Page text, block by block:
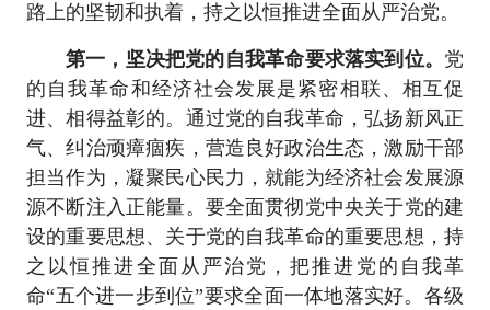
路上的坚韧和执着，持之以恒推进全面从严治党。
第一，坚决把党的自我革命要求落实到位。 党
的自我革命和经济社会发展是紧密相联、相互促
进、相得益彰的。通过党的自我革命，弘扬新风正
气、纠治顽瘴痼疾，营造良好政治生态，激励干部
担当作为，凝聚民心民力，就能为经济社会发展源
源不断注入正能量。要全面贯彻党中央关于党的建
设的重要思想、关于党的自我革命的重要思想，持
之以恒推进全面从严治党，把推进党的自我革
命“五个进一步到位”要求全面一体地落实好。各级